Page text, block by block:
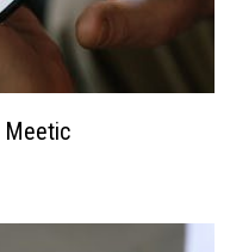
Meetic